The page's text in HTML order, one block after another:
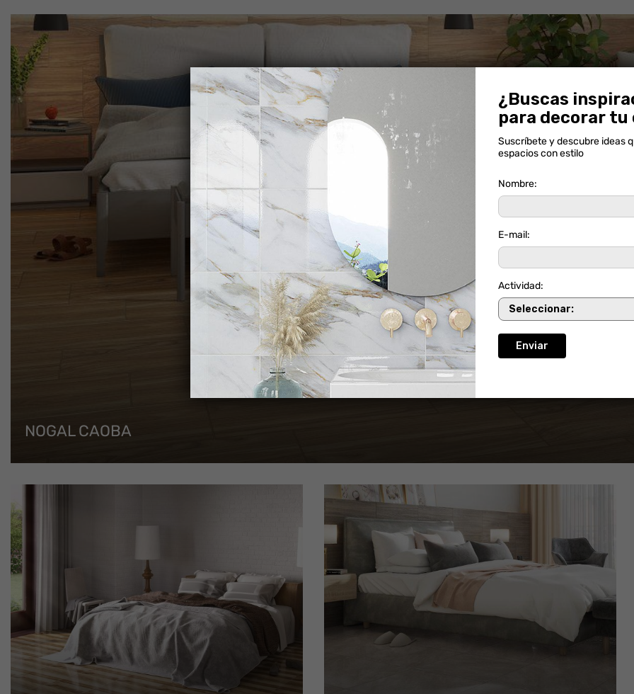
NOGAL CAOBA
¿Buscas
para decorar tu
Suscríbete y descubre ideas
espacios con estilo
Nombre:
E-mail:
Actividad: